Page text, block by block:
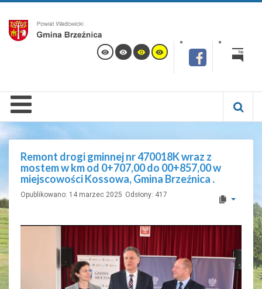
Remont drogi gminnej nr 470018K wraz z
mostem w km od 0+707,00 do 00+857,00 w
miejscowości Kossowa, Gmina Brzeźnica .
Opublikowano: 14 marzec 2025 Odsłony: 417